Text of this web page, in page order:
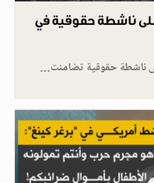
ناشطة حقوقية في
ناشطة حقوقية تضامنت…